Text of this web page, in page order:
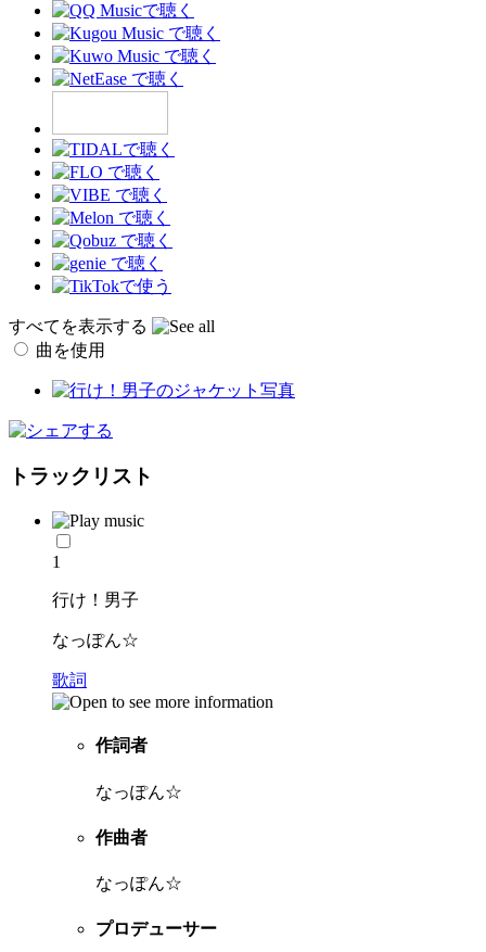
すべてを表示する
曲を使用
トラックリスト
1
行け！男子
なっぽん☆
歌詞
作詞者
なっぽん☆
作曲者
なっぽん☆
プロデューサー